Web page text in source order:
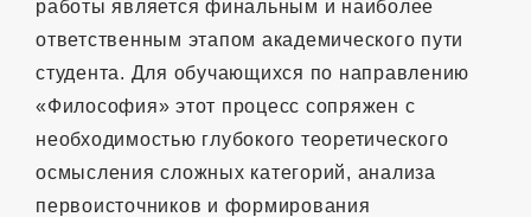
работы является финальным и наиболее
ответственным этапом академического пути
студента. Для обучающихся по направлению
«Философия» этот процесс сопряжен с
необходимостью глубокого теоретического
осмысления сложных категорий, анализа
первоисточников и формирования